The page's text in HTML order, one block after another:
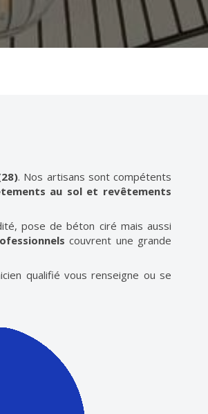
. Nos artisans sont compétents
au sol et revêtements
pose de béton ciré mais aussi
couvrent une grande
qualifié vous renseigne ou se